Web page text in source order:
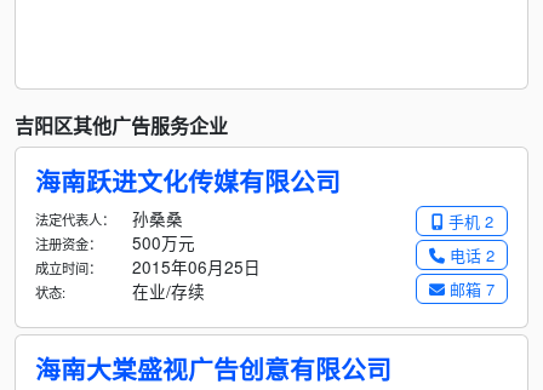
吉阳区其他广告服务企业
海南跃进文化传媒有限公司
手机 2
电话 2
邮箱 7
法定代表人： 孙桑桑
注册资金： 500万元
成立时间： 2015年06月25日
状态: 在业/存续
海南大棠盛视广告创意有限公司